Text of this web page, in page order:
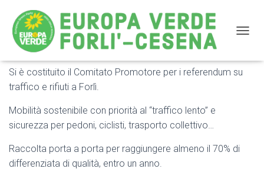
Referendum su traffico e rifiuti
Si è costituito il Comitato Promotore per i referendum su
traffico e rifiuti a Forlì.
Mobilità sostenibile con priorità al “traffico lento” e
sicurezza per pedoni, ciclisti, trasporto collettivo…
Raccolta porta a porta per raggiungere almeno il 70% di
differenziata di qualità, entro un anno.